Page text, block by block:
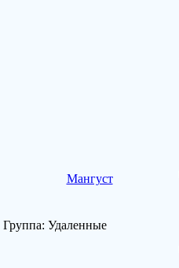
Мангуст
Группа: Удаленные